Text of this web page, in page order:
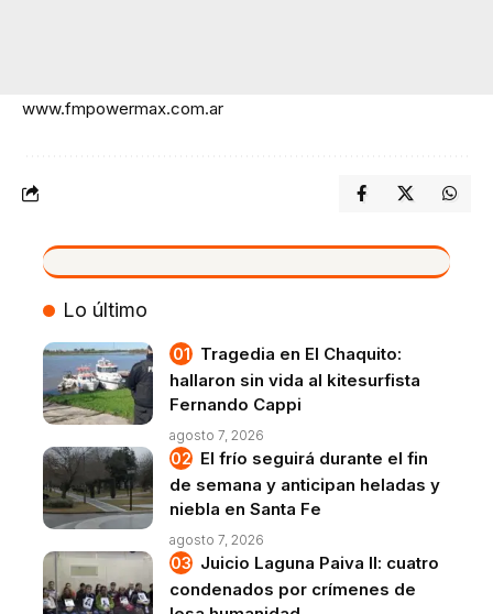
www.fmpowermax.com.ar
VIVO
Lo último
Tragedia en El Chaquito:
hallaron sin vida al kitesurfista
Fernando Cappi
agosto 7, 2026
El frío seguirá durante el fin
de semana y anticipan heladas y
niebla en Santa Fe
agosto 7, 2026
Juicio Laguna Paiva II: cuatro
condenados por crímenes de